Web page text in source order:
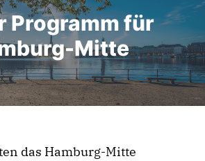
Programm für
Mitte
das Hamburg-Mitte